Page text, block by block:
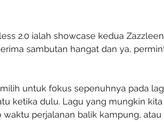
2.0 ialah showcase kedua
sambutan hangat dan ya,
untuk fokus sepenuhnya pada
ketika dulu. Lagu yang mungkin
perjalanan balik kampung,